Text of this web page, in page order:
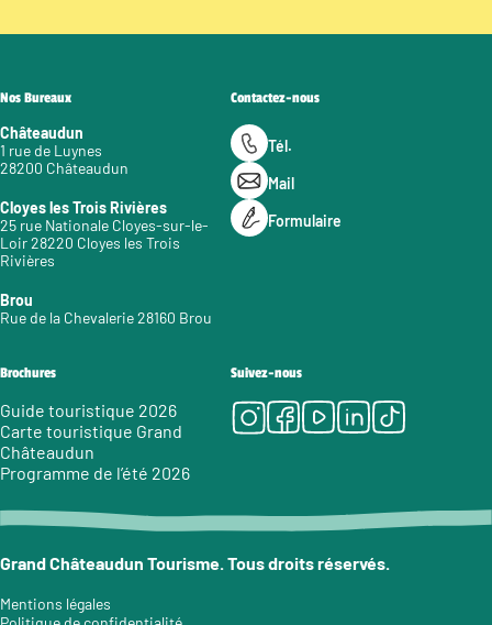
Nos Bureaux
Châteaudun
1 rue de Luynes
28200 Châteaudun
Cloyes les Trois Rivières
25 rue Nationale Cloyes-sur-le-
Loir 28220 Cloyes les Trois
Rivières
Brou
Rue de la Chevalerie 28160 Brou
Contactez-nous
Tél.
Mail
Formulaire
Brochures
Guide touristique 2026
Carte touristique Grand
Châteaudun
Programme de l’été 2026
Suivez-nous
Instagram
Facebook
Youtube
LinkedIn
Tiktok
Grand Châteaudun Tourisme. Tous droits réservés.
Mentions légales